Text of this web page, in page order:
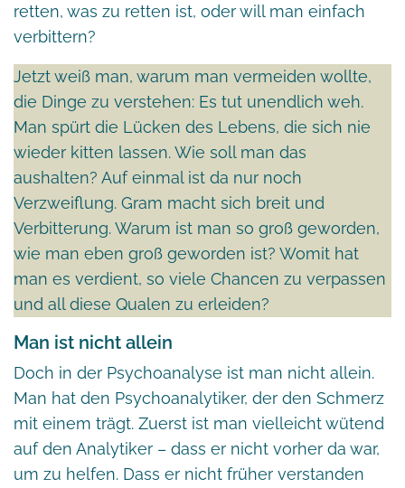
retten, was zu retten ist, oder will man einfach
verbittern?
Jetzt weiß man, warum man vermeiden wollte,
die Dinge zu verstehen: Es tut unendlich weh.
Man spürt die Lücken des Lebens, die sich nie
wieder kitten lassen. Wie soll man das
aushalten? Auf einmal ist da nur noch
Verzweiflung. Gram macht sich breit und
Verbitterung. Warum ist man so groß geworden,
wie man eben groß geworden ist? Womit hat
man es verdient, so viele Chancen zu verpassen
und all diese Qualen zu erleiden?
Man ist nicht allein
Doch in der Psychoanalyse ist man nicht allein.
Man hat den Psychoanalytiker, der den Schmerz
mit einem trägt. Zuerst ist man vielleicht wütend
auf den Analytiker – dass er nicht vorher da war,
um zu helfen. Dass er nicht früher verstanden